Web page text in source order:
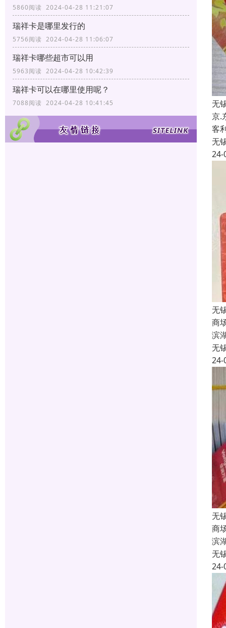
5860阅读 2024-04-28 11:21:07
瑞祥卡是哪里发行的
5756阅读 2024-04-28 11:06:07
瑞祥卡哪些超市可以用
5963阅读 2024-04-28 10:42:39
瑞祥卡可以在哪里使用呢？
7088阅读 2024-04-28 10:41:45
无
京.
客
无
24-
无
商
滨
无
24-
无
商
滨
无
24-